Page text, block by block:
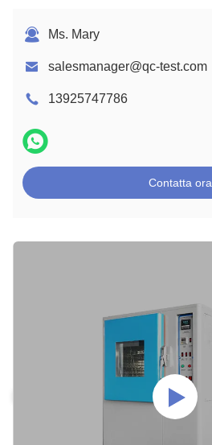
Ms. Mary
salesmanager@qc-test.com
13925747786
Contatta ora